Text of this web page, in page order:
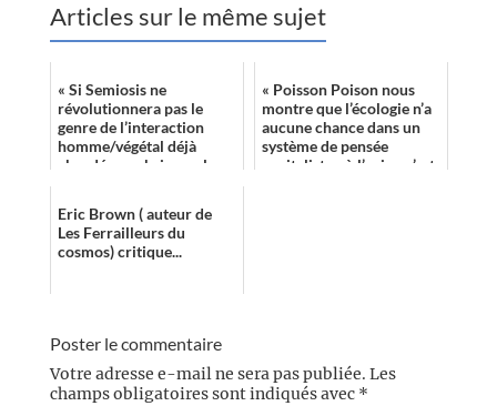
Articles sur le même sujet
« Si Semiosis ne
révolutionnera pas le
genre de l’interaction
homme/végétal déjà
abordé avec brio par les
de Fran...
« Poisson Poison nous
montre que l’écologie n’a
aucune chance dans un
système de pensée
capitaliste où l’enjeu n’est
Eric Brown ( auteur de
Les Ferrailleurs du
cosmos) critique...
Poster le commentaire
Votre adresse e-mail ne sera pas publiée. Les
champs obligatoires sont indiqués avec *